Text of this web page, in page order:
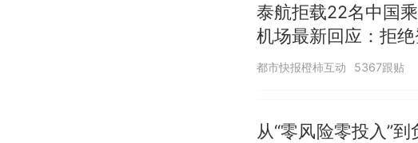
泰航拒载22名中国
机场最新回应：拒
诺免费改签但没兑现
都市快报橙柿互动 5367跟贴
从“零风险零投入”